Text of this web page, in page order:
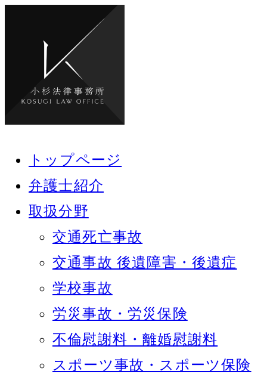
トップページ
弁護士紹介
取扱分野
交通死亡事故
交通事故 後遺障害・後遺症
学校事故
労災事故・労災保険
不倫慰謝料・離婚慰謝料
スポーツ事故・スポーツ保険